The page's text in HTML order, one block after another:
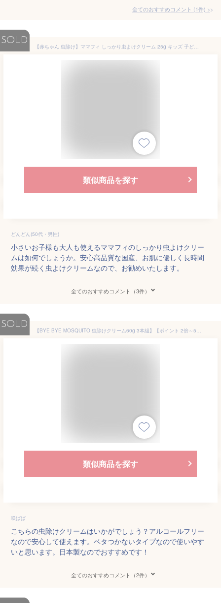
全てのおすすめコメント (1件) >
SOLD
【赤ちゃん 虫除け】ママフィ しっかり虫よけクリーム 25g キッズ 子ども ベビー アルコールフリー スキンプロテクター ディート トコジラミ 防除用医薬部外品 製薬会社 国産 ママ 男の子 女の子 0歳 1歳 おすすめ Mamafy 公式
類似商品を探す
どんどん(50代・男性)
小さいお子様も大人も使えるママフィのしっかり虫よけクリー
ムは如何でしょうか。安心高品質な国産、お肌に優しく長時間
効果が続く虫よけクリームなので、お勧めいたします。
全てのおすすめコメント（3件）
SOLD
【BYE BYE MOSQUITO 虫除けクリーム60g 3本組】【ポイント 2倍～5倍】虫除けクリーム 虫よけ クリーム 塗るタイプ 携帯 持ち運び 子供 赤ちゃん ベビー アルコールフリー ディート 10% サラサラ べたつかない 香り付き 日本製 dap
類似商品を探す
咲ぱぱ
こちらの虫除けクリームはいかがでしょう？アルコールフリー
なので安心して使えます。ベタつかないタイプなので使いやす
いと思います。日本製なのでおすすめです！
全てのおすすめコメント（2件）